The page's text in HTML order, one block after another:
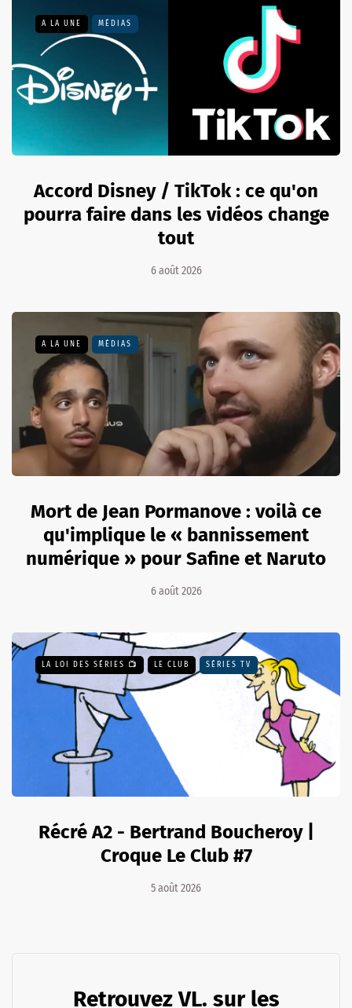
A LA UNE MÉDIAS
Accord Disney / TikTok : ce qu'on
pourra faire dans les vidéos change
tout
6 août 2026
A LA UNE MÉDIAS
Mort de Jean Pormanove : voilà ce
qu'implique le « bannissement
numérique » pour Safine et Naruto
6 août 2026
LA LOI DES SÉRIES 📺 LE CLUB SÉRIES TV
Récré A2 - Bertrand Boucheroy |
Croque Le Club #7
5 août 2026
Retrouvez VL. sur les